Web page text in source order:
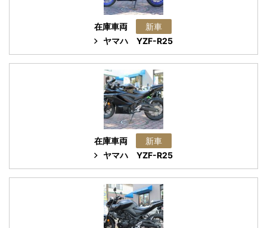
在庫車両
新車
ヤマハ YZF-R25
在庫車両
新車
ヤマハ YZF-R25